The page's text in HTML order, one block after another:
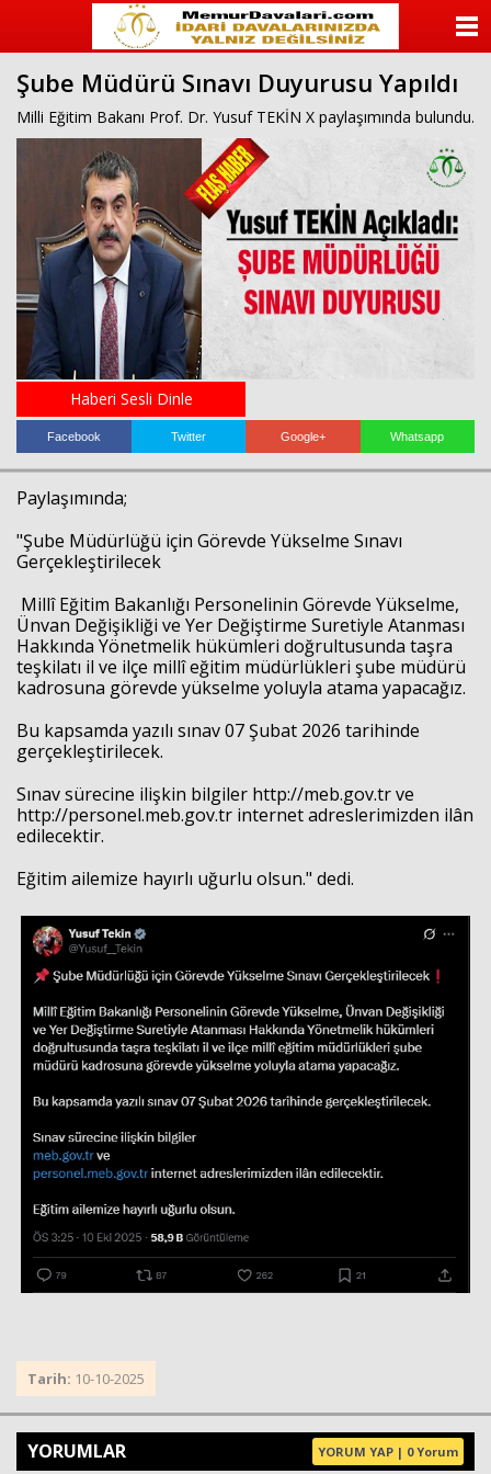
Şube Müdürü Sınavı Duyurusu Yapıldı
Milli Eğitim Bakanı Prof. Dr. Yusuf TEKİN X paylaşımında bulundu.
Haberi Sesli Dinle
Facebook Twitter Google+ Whatsapp
Paylaşımında;
"Şube Müdürlüğü için Görevde Yükselme Sınavı
Gerçekleştirilecek
Millî Eğitim Bakanlığı Personelinin Görevde Yükselme,
Ünvan Değişikliği ve Yer Değiştirme Suretiyle Atanması
Hakkında Yönetmelik hükümleri doğrultusunda taşra
teşkilatı il ve ilçe millî eğitim müdürlükleri şube müdürü
kadrosuna görevde yükselme yoluyla atama yapacağız.
Bu kapsamda yazılı sınav 07 Şubat 2026 tarihinde
gerçekleştirilecek.
Sınav sürecine ilişkin bilgiler http://meb.gov.trve
http://personel.meb.gov.tr internet adreslerimizden ilân
edilecektir.
Eğitim ailemize hayırlı uğurlu olsun." dedi.
Tarih: 10-10-2025
YORUMLAR YORUM YAP | 0 Yorum
ANASAYFA
KATEGORİLER
FOTO GALERİ
VİDEO GALERİ
Haberin Doğru Adresi.